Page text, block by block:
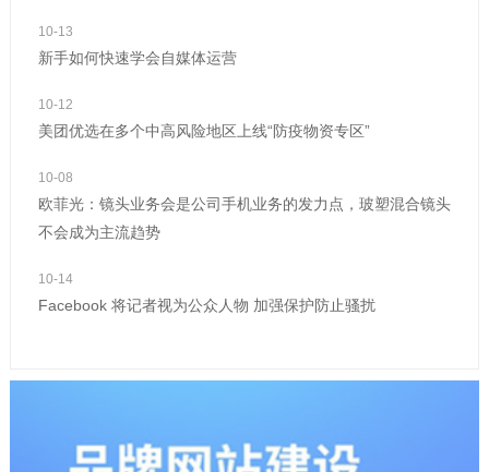
10-13
新手如何快速学会自媒体运营
10-12
美团优选在多个中高风险地区上线“防疫物资专区”
10-08
欧菲光：镜头业务会是公司手机业务的发力点，玻塑混合镜头
不会成为主流趋势
10-14
Facebook 将记者视为公众人物 加强保护防止骚扰